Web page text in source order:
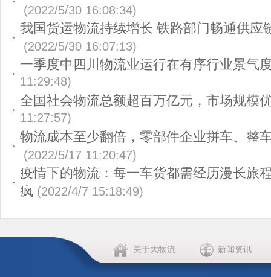
(2022/5/30 16:08:34)
我国货运物流持续增长 铁路部门畅通供应
(2022/5/30 16:07:13)
一季度中四川物流业运行在有序行业景气
11:29:48)
全国社会物流总额超百万亿元，市场规模
11:27:57)
物流成本至少翻倍，零部件企业拼车、整
(2022/5/17 11:20:47)
疫情下的物流：每一车货都需经历漫长旅
疯 (2022/4/7 15:18:49)
关于大物流 新闻资讯